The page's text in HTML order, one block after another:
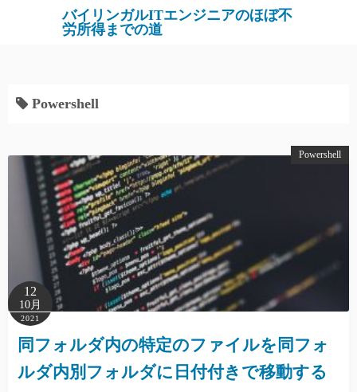
バイリンガルITエンジニアのほぼ不
労所得までの道
Powershell
Powershell
12
10月
2021
同フォルダ内の特定のファイルを同フォ
ルダ内別フォルダに日付付きで移動する